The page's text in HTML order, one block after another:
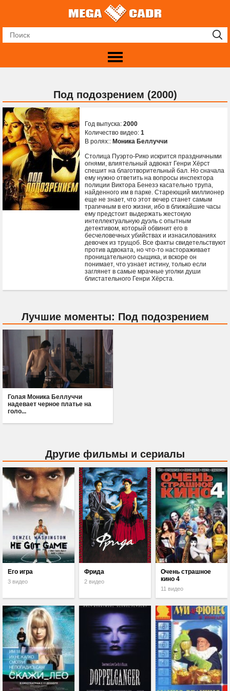
Под подозрением (2000)
Год выпуска: 2000
Количество видео: 1
В ролях:: Моника Беллуччи
Столица Пуэрто-Рико искрится праздничными
огнями, влиятельный адвокат Генри Хёрст
спешит на благотворительный бал. Но сначала
ему нужно ответить на вопросы инспектора
полиции Виктора Бенезэ касательно трупа,
найденного им в парке. Стареющий миллионер
еще не знает, что этот вечер станет самым
трагичным в его жизни, ибо в ближайшие часы
ему предстоит выдержать жестокую
интеллектуальную дуэль с опытным
детективом, который обвинит его в
бесчеловечных убийствах и изнасилованиях
девочек из трущоб. Все факты свидетельствуют
против адвоката, но что-то настораживает
проницательного сыщика, и вскоре он
понимает, что узнает истину, только если
заглянет в самые мрачные уголки души
блистательного Генри Хёрста.
Лучшие моменты: Под подозрением
Голая Моника Беллуччи
надевает черное платье на
голо...
Другие фильмы и сериалы
Его игра
3 видео
Фрида
2 видео
Очень страшное
кино 4
11 видео